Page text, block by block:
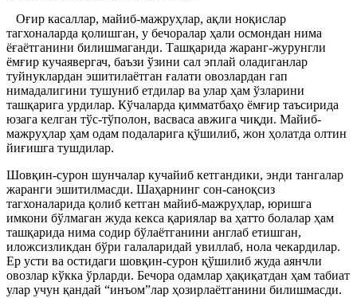
Оғир касаллар, майиб-мажруҳлар, ақли ноқислар
тагхоналарда қолишган, у бечоралар ҳали осмондан нима
ёғаётганини билишмаганди. Ташқарида жаранг-журунгли
ёмғир кучаявергач, баъзи ўзини сал эплай оладиганлар
туйнуклардан эшитилаётган ғалати овозлардан гап
нимадалигини тушуниб етдилар ва улар ҳам ўзларини
ташқарига урдилар. Кўчаларда қимматбаҳо ёмғир таъсирида
юзага келган тўс-тўполон, васваса авжига чиқди. Майиб-
мажруҳлар ҳам одам подаларига қўшилиб, жон ҳолатда олтин
йиғишга тушдилар.
Шовқин-сурон шунчалар кучайиб кетгандики, энди тангалар
жаранги эшитилмасди. Шаҳарнинг сон-саноқсиз
тагхоналарида қолиб кетган майиб-мажруҳлар, юришга
имкони бўлмаган жуда кекса қариялар ва ҳатто болалар ҳам
ташқарида нима содир бўлаётганини англаб етишган,
иложсизликдан бўри галаларидай увиллаб, нола чекардилар.
Ер усти ва остидаги шовқин-сурон қўшилиб жуда аянчли
овозлар кўкка ўрларди. Бечора одамлар ҳақиқатдан ҳам табиат
улар учун қандай “инъом”лар ҳозирлаётганини билишмасди.